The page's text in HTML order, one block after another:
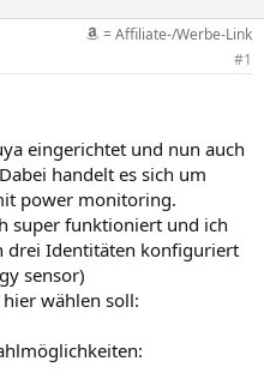
= Affiliate-/Werbe-Link
#1
eingerichtet und nun auch
handelt es sich um
power monitoring.
super funktioniert und ich
drei Identitäten konfiguriert
sensor)
wählen soll: